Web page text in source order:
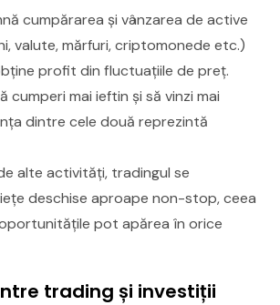
cumpărarea și vânzarea de active
valute, mărfuri, criptomonede etc.)
profit din fluctuațiile de preț.
cumperi mai ieftin și să vinzi mai
dintre cele două reprezintă
alte activități, tradingul se
deschise aproape non-stop, ceea
pot apărea în orice
trading și investiții